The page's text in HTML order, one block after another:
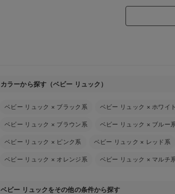
カラーから探す（ベビー リュック）
ベビー リュック × ブラック系 ベビー リュック ×ホワイ
ベビー リュック × ブラウン系 ベビー リュック × ブルー
ベビー リュック × ピンク系 ベビー リュック × レッド系
ベビー リュック × オレンジ系 ベビー リュック × マルチ
ベビー リュックをその他の条件から探す